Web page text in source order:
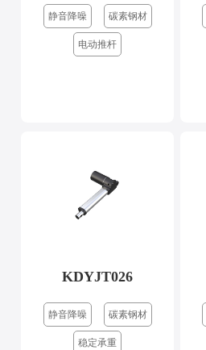
静音降噪 碳素钢材
电动推杆
KDYJT026
静音降噪 碳素钢材
稳定承重